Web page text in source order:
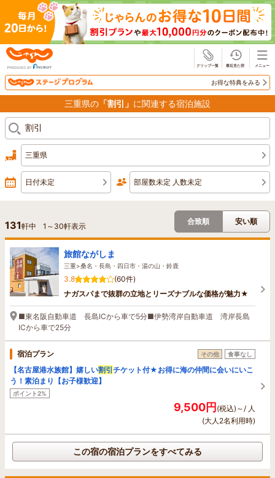
お得な特典をみる
三重県の 「割引」 に関連する宿泊施設
三重県
日付未定 部屋数未定 人数未定
131軒中 1 ～ 30軒表示
合致順 安い順
旅館ながしま
三重>桑名・長島・四日市・湯の山・鈴鹿
3.8
(60件)
ナガスパまで抜群の立地とリーズナブルな価格が魅力★
■東名阪自動車道 長島ICから車で5分■伊勢湾岸自動車道 湾岸長島
ICから車で25分
宿泊プラン その他 食事なし
【名古屋港水族館】嬉しい割引チケット付★お得に海の仲間に会いにいこ
う！素泊まり【お子様歓迎】
ポイント2%
9,500円(税込)～/ 人
(大人2名利用時)
この宿の宿泊プランをすべてみる